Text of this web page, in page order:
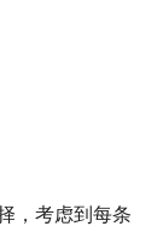
，考虑到每条